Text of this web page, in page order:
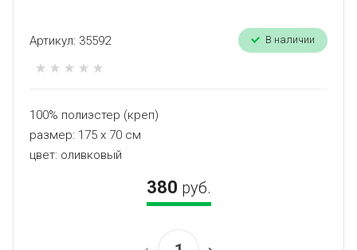
Артикул: 35592 В наличии
380 руб.
100% полиэстер (креп)
размер: 175 х 70 см
цвет: оливковый